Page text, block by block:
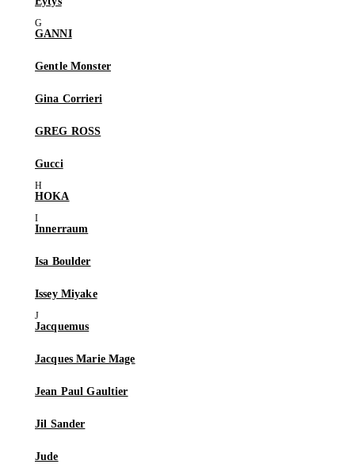
GANNI
Gentle Monster
Gina Corrieri
GREG ROSS
Gucci
HOKA
Innerraum
Isa Boulder
Issey Miyake
Jacquemus
Jacques Marie Mage
Jean Paul Gaultier
Jil Sander
Jude